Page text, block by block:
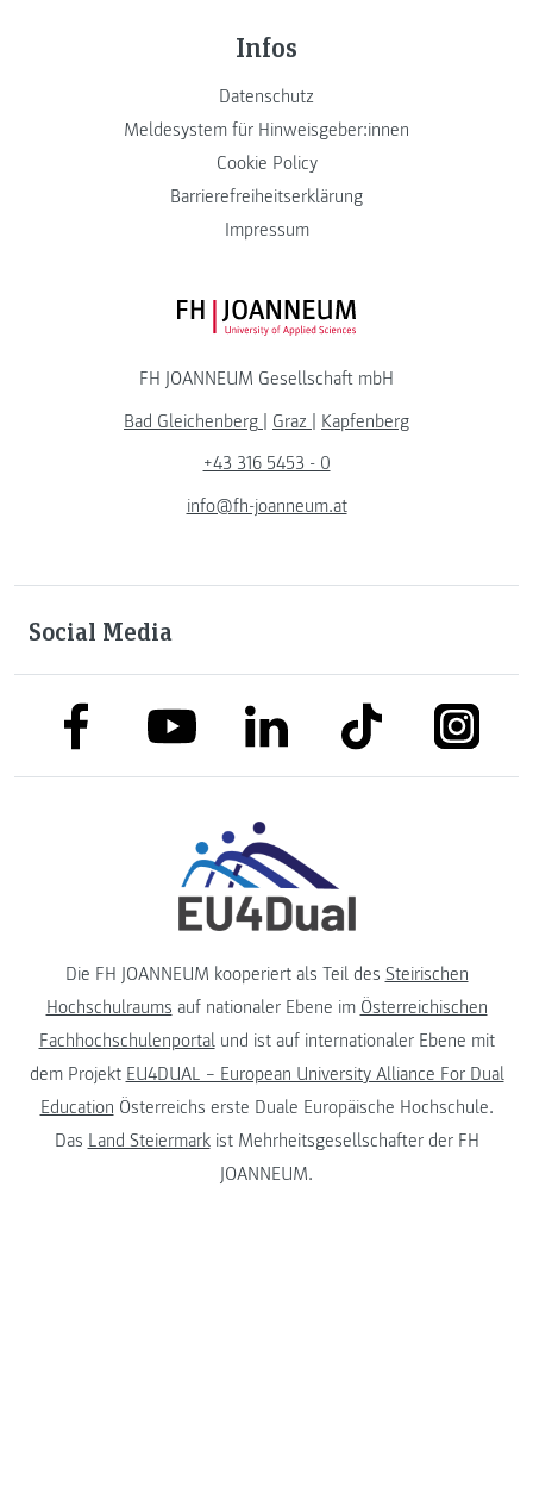
Infos
Datenschutz
Meldesystem für Hinweisgeber:innen
Cookie Policy
Barrierefreiheitserklärung
Impressum
FH JOANNEUM Logo
FH JOANNEUM Gesellschaft mbH
Bad Gleichenberg | Graz | Kapfenberg
+43 316 5453 - 0
info@fh-joanneum.at
Social Media
link to facebooklink to youtubelink to linkedinlink to tiktok link to
Die FH JOANNEUM kooperiert als Teil des Steirischen
Hochschulraums auf nationaler Ebene im Österreichischen
Fachhochschulenportalund ist auf internationaler Ebene mit
dem Projekt EU4DUAL – European University Alliance For Dual
Education Österreichs erste Duale Europäische Hochschule.
Das Land Steiermarkist Mehrheitsgesellschafter der FH
JOANNEUM.